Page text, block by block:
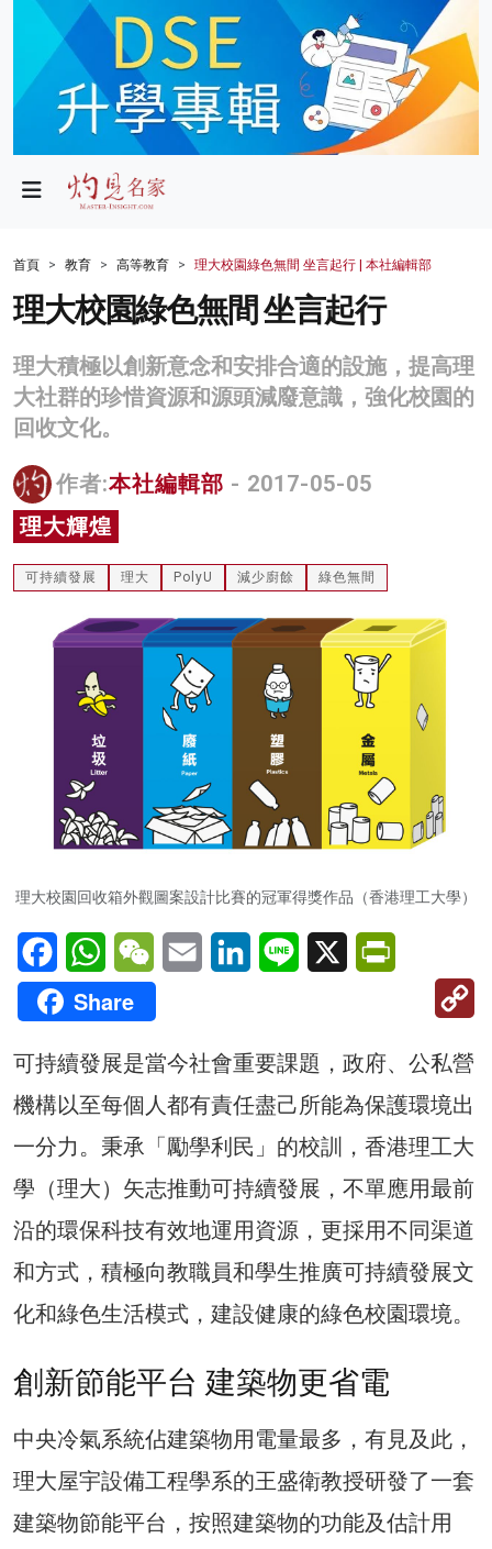
政局
財經
生活
商業
科技
影片
名家榜
灼見活動
關於我們
首頁 教育 高等教育 理大校園綠色無間 坐言起行 | 本社編輯部
理大校園綠色無間 坐言起行
理大積極以創新意念和安排合適的設施，提高理
大社群的珍惜資源和源頭減廢意識，強化校園的
回收文化。
作者:本社編輯部 - 2017-05-05
理大輝煌
可持續發展 理大 PolyU 減少廚餘 綠色無間
理大校園回收箱外觀圖案設計比賽的冠軍得獎作品（香港理工大學）
FacebookWhatsAppWeChatEmail LinkedInLine X
Share
可持續發展是當今社會重要課題，政府、公私營
機構以至每個人都有責任盡己所能為保護環境出
一分力。秉承「勵學利民」的校訓，香港理工大
學（理大）矢志推動可持續發展，不單應用最前
沿的環保科技有效地運用資源，更採用不同渠道
和方式，積極向教職員和學生推廣可持續發展文
化和綠色生活模式，建設健康的綠色校園環境。
創新節能平台 建築物更省電
中央冷氣系統佔建築物用電量最多，有見及此，
理大屋宇設備工程學系的王盛衛教授研發了一套
建築物節能平台，按照建築物的功能及估計用